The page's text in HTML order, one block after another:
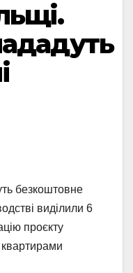
безкоштовне
виділили 6
проєкту